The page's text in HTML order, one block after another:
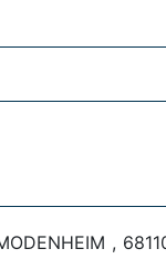
,